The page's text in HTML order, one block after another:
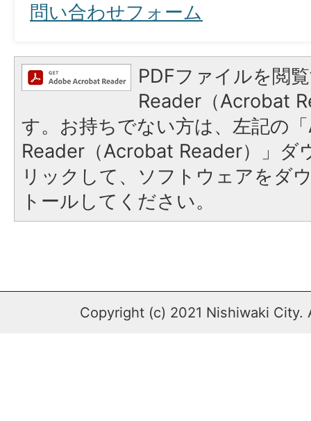
問い合わせフォーム
PDFファイルを閲
Reader（Acrobat
す。お持ちでない方は、左記の
Reader（Acrobat Reader）」ダ
リックして、ソフトウェアをダ
トールしてください。
Copyright (c) 2021 Nishiwaki City.